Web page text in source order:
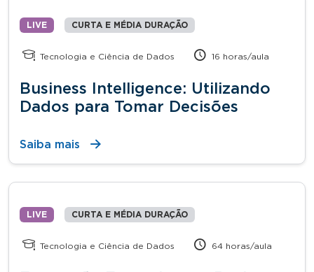
LIVE CURTA E MÉDIA DURAÇÃO
Tecnologia e Ciência de Dados 16 horas/aula
Business Intelligence: Utilizando
Dados para Tomar Decisões
Saiba mais
LIVE CURTA E MÉDIA DURAÇÃO
Tecnologia e Ciência de Dados 64 horas/aula